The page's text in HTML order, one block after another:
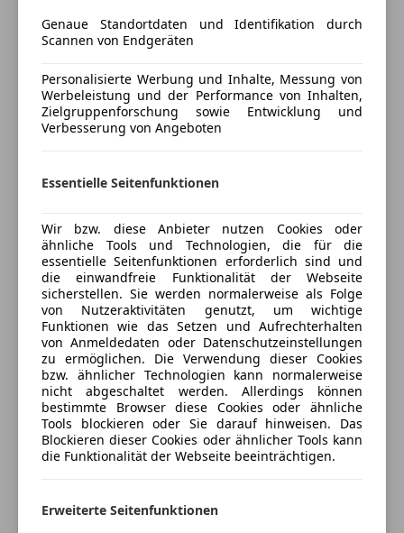
Aerodynamik hin. Verantwortlicher Designer dieser
Serie war erneut Friedrich Geiger
SL (einschließlich Roadster) und des Mercedes-
Benz 500 K verantwortlich zeichnete.[1] Das
Erscheinungsbild des R 107 war stilprägend für das
Details finden sich auch in der 1972 vorgestellten S-
Zwischenverkauf und Irrtümer vorbehalten.
Die Fahrzeugbeschreibung dient lediglich der
allgemeinen Identifizierung des Fahrzeuges und stellt
keine Gewährleistung im kaufrechtlichen Sinne dar.
Den genauen Ausstattungsumfang erhalten Sie von
unserem Verkaufspersonal. Bitte kontaktieren Sie
uns.
Mehr anzeigen
Versicherung
Kfz-Versicherung
anpassen
Freischaden-Gutschein ab Stufe 0
Auto einfach online versichern & Rabatt holen
Jetzt berechnen
Verkäufer Händler
Kröpfl GmbH
4Sterne
Anbieter auf AutoScout24 seit 2006
Genaue Standortdaten und Identifikation durch
Scannen von Endgeräten
Personalisierte Werbung und Inhalte, Messung von
Werbeleistung und der Performance von Inhalten,
Zielgruppenforschung sowie Entwicklung und
Verbesserung von Angeboten
Essentielle Seitenfunktionen
Wir bzw. diese Anbieter nutzen Cookies oder
ähnliche Tools und Technologien, die für die
essentielle Seitenfunktionen erforderlich sind und
die einwandfreie Funktionalität der Webseite
sicherstellen. Sie werden normalerweise als Folge
von Nutzeraktivitäten genutzt, um wichtige
Funktionen wie das Setzen und Aufrechterhalten
von Anmeldedaten oder Datenschutzeinstellungen
zu ermöglichen. Die Verwendung dieser Cookies
bzw. ähnlicher Technologien kann normalerweise
nicht abgeschaltet werden. Allerdings können
bestimmte Browser diese Cookies oder ähnliche
Tools blockieren oder Sie darauf hinweisen. Das
Blockieren dieser Cookies oder ähnlicher Tools kann
die Funktionalität der Webseite beeinträchtigen.
Erweiterte Seitenfunktionen